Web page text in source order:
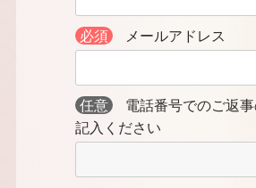
必須 メールアドレス
任意
電話番号でのご返
記入ください